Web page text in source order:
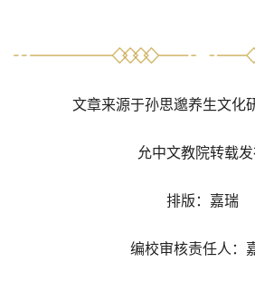
文章来源于孙思邈养生文化
允中文教院转载
排版：嘉瑞
编校审核责任人：